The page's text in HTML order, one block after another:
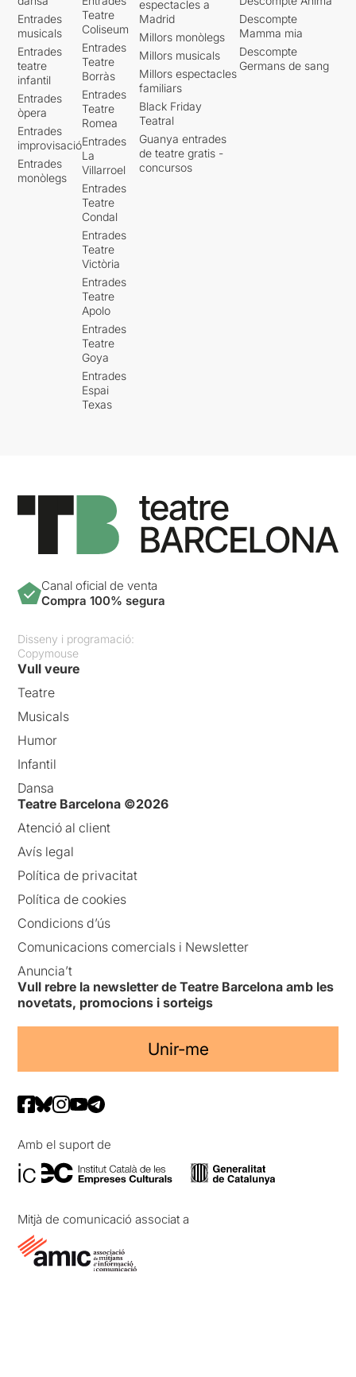
Entrades
musicals
Entrades
teatre
infantil
Entrades
òpera
Entrades
improvisació
Entrades
monòlegs
Teatre
Coliseum
Entrades
Teatre
Borràs
Entrades
Teatre
Romea
Entrades
La
Villarroel
Entrades
Teatre
Condal
Entrades
Teatre
Victòria
Entrades
Teatre
Apolo
Entrades
Teatre
Goya
Entrades
Espai
Texas
espectacles a
Madrid
Millors monòlegs
Millors musicals
Millors espectacles
familiars
Black Friday
Teatral
Guanya entrades
de teatre gratis -
concursos
Descompte
Mamma mia
Descompte
Germans de sang
Canal oficial de venta
Compra 100% segura
Disseny i programació:
Copymouse
Vull veure
Teatre
Musicals
Humor
Infantil
Dansa
Teatre Barcelona ©2026
Atenció al client
Avís legal
Política de privacitat
Política de cookies
Condicions d’ús
Comunicacions comercials i Newsletter
Anuncia’t
Vull rebre la newsletter de Teatre Barcelona amb les
novetats, promocions i sorteigs
Unir-me
Amb el suport de
Mitjà de comunicació associat a